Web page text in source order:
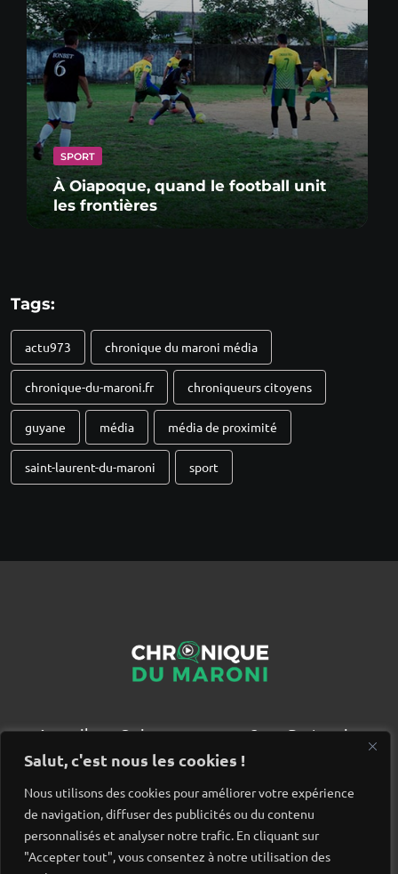
Salut, c'est nous les cookies !
Nous utilisons des cookies pour améliorer votre expérience
de navigation, diffuser des publicités ou du contenu
personnalisés et analyser notre trafic. En cliquant sur
"Accepter tout", vous consentez à notre utilisation des
SPORT
À Oiapoque, quand le football unit
les frontières
Tags:
actu973 chronique du maroni média
chronique-du-maroni.fr chroniqueurs citoyens
guyane média média de proximité
saint-laurent-du-maroni sport
Accueil Qui sommes nous ?
Partenaires
Contact